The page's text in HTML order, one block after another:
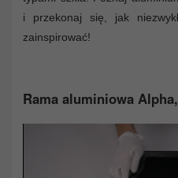
i przekonaj się, jak
zainspirować!
Rama aluminiowa